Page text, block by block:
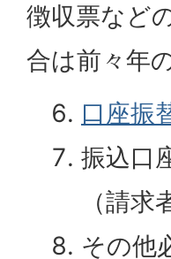
徴収票など
合は前々年
口座振
振込口
（請
その他